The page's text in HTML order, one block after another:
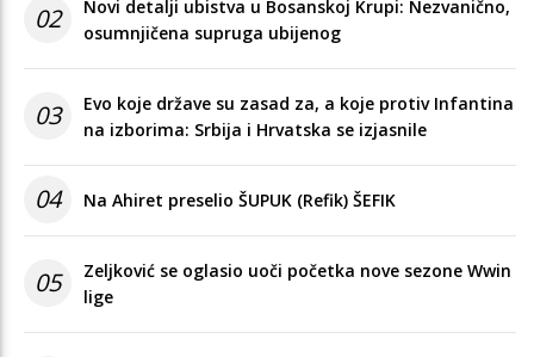
02
Novi detalji ubistva u Bosanskoj Krupi: Nezvanično,
osumnjičena supruga ubijenog
03
Evo koje države su zasad za, a koje protiv Infantina
na izborima: Srbija i Hrvatska se izjasnile
04 Na Ahiret preselio ŠUPUK (Refik) ŠEFIK
05
Zeljković se oglasio uoči početka nove sezone Wwin
lige